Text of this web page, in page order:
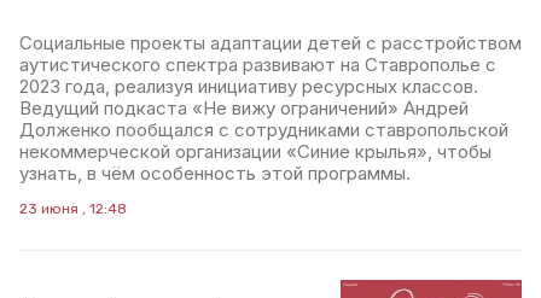
Социальные проекты адаптации детей с расстройством
аутистического спектра развивают на Ставрополье с
2023 года, реализуя инициативу ресурсных классов.
Ведущий подкаста «Не вижу ограничений» Андрей
Долженко пообщался с сотрудниками ставропольской
некоммерческой организации «Синие крылья», чтобы
узнать, в чём особенность этой программы.
23 июня , 12:48